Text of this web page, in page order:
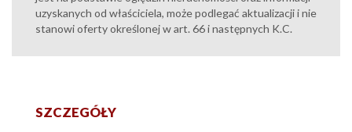
uzyskanych od właściciela, może podlegać aktualizacji i nie
stanowi oferty określonej w art. 66 i następnych K.C.
SZCZEGÓŁY